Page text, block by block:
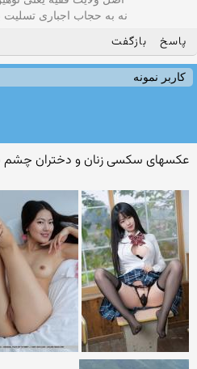
نه به حجاب اجباری تسلیت
پاسخ بازگفت
کاربر نمونه
عکسهای سکسی زنان و دختران چشم